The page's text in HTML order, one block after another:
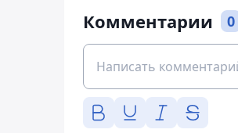
Комментарии 0